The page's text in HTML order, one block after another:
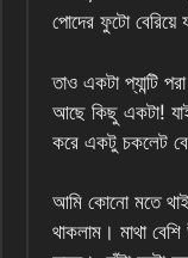
পোদের ফুটো
তাও একটা প্যান্টি
আছে কিছু একটা!
করে একটু চকলেট
আমি কোনো মতে থাই
থাকলাম। মাথা